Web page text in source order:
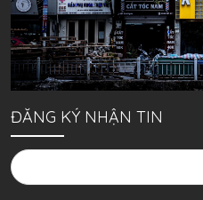
ĐĂNG KÝ NHẬN TIN